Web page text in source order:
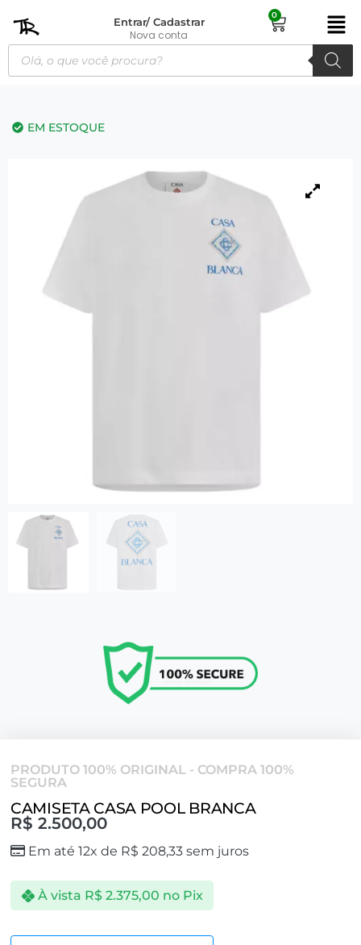
Entrar/ Cadastrar
Nova conta
0
EM ESTOQUE
PRODUTO 100% ORIGINAL - COMPRA 100%
SEGURA
CAMISETA CASA POOL BRANCA
R$ 2.500,00
Em até 12x de R$ 208,33 sem juros
À vista R$2.375,00 no Pix